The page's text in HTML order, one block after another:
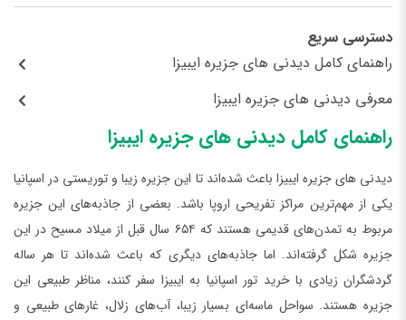
دسترسی سریع
راهنمای کامل دیدنی ‌های جزیره ایبیزا
معرفی دیدنی ‌های جزیره ایبیزا
راهنمای کامل دیدنی ‌های جزیره ایبیزا
دیدنی ‌های جزیره ایبیزا باعث شده‌اند تا این جزیره زیبا و توریستی در اسپانیا
یکی از مهم‌ترین مراکز تفریحی اروپا باشد. بعضی از جاذبه‌های این جزیره
مربوط به تمدن‌های قدیمی هستند که ۶۵۴ سال قبل از میلاد مسیح در این
جزیره شکل گرفته‌اند. اما جاذبه‌های دیگری که باعث شده‌اند تا هر ساله
گردشگران زیادی با خرید تور اسپانیا به ایبیزا سفر کنند، مناظر طبیعی این
جزیره هستند. سواحل ماسه‌ای بسیار زیبا، آب‌های زلال، غارهای طبیعی و